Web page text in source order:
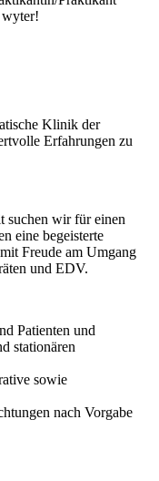
wyter!
Klinik der
Erfahrungen zu
suchen wir für einen
eine begeisterte
Freude am Umgang
und EDV.
Patienten und
stationären
sowie
nach Vorgabe